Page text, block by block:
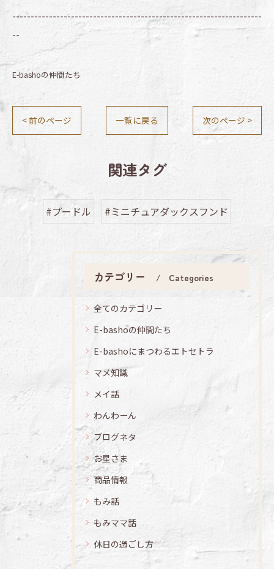
--------------------------------------------------------------------
--
E-bashoの仲間たち
< 前のページ 一覧に戻る 次のページ >
関連タグ
#プードル #ミニチュアダックスフンド
カテゴリー Categories
全てのカテゴリー
E-bashoの仲間たち
E-bashoにまつわるエトセトラ
マメ知識
メイ話
わんわーん
ブログネタ
お星さま
商品情報
もみ話
もみママ話
休日の過ごし方